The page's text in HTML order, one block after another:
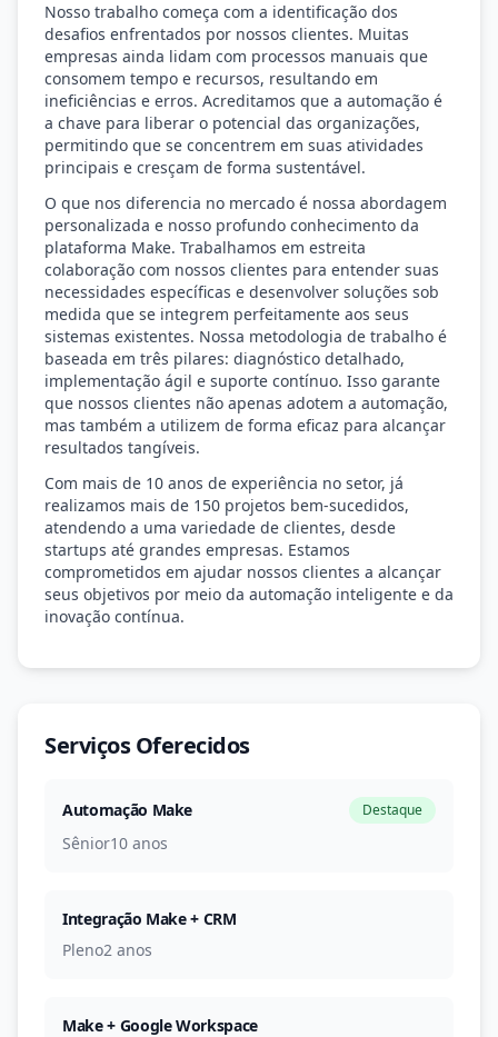
Nosso trabalho começa com a identificação dos
desafios enfrentados por nossos clientes. Muitas
empresas ainda lidam com processos manuais que
consomem tempo e recursos, resultando em
ineficiências e erros. Acreditamos que a automação é
a chave para liberar o potencial das organizações,
permitindo que se concentrem em suas atividades
principais e cresçam de forma sustentável.
O que nos diferencia no mercado é nossa abordagem
personalizada e nosso profundo conhecimento da
plataforma Make. Trabalhamos em estreita
colaboração com nossos clientes para entender suas
necessidades específicas e desenvolver soluções sob
medida que se integrem perfeitamente aos seus
sistemas existentes. Nossa metodologia de trabalho é
baseada em três pilares: diagnóstico detalhado,
implementação ágil e suporte contínuo. Isso garante
que nossos clientes não apenas adotem a automação,
mas também a utilizem de forma eficaz para alcançar
resultados tangíveis.
Com mais de 10 anos de experiência no setor, já
realizamos mais de 150 projetos bem-sucedidos,
atendendo a uma variedade de clientes, desde
startups até grandes empresas. Estamos
comprometidos em ajudar nossos clientes a alcançar
seus objetivos por meio da automação inteligente e da
inovação contínua.
Serviços Oferecidos
Automação Make Destaque
Sênior10 anos
Integração Make + CRM
Pleno2 anos
Make + Google Workspace